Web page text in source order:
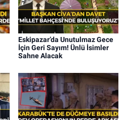
Eskipazar’da Unutulmaz Gece
İçin Geri Sayım! Ünlü İsimler
Sahne Alacak